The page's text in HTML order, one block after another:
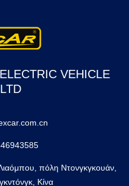
VEHICLE
πόλη Ντονγκγκουάν,
Κίνα